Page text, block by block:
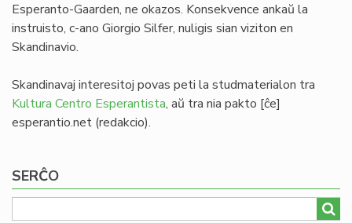
Esperanto-Gaarden, ne okazos. Konsekvence ankaŭ la
instruisto, c-ano Giorgio Silfer, nuligis sian viziton en
Skandinavio.
Skandinavaj interesitoj povas peti la studmaterialon tra
Kultura Centro Esperantista, aŭ tra nia pakto [ĉe]
esperantio.net (redakcio).
SERĈO